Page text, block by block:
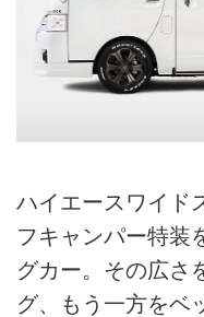
ハイエースワイド
フキャンパー特装
グカー。その広さ
グ、もう一方をベ